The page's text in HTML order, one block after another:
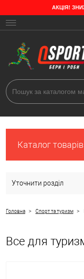
Види товарів для
Туризм популярний у
відкривати нові землі, а
щоб туристичний похід
безліч товарів для
інтернет-магазину.
АКЦІЯ!
Каталог товарів
Уточнити розділ
Головна > Спорт та туризм >
Все для